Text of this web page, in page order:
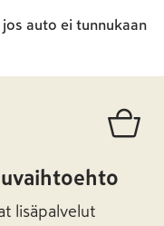
auto ei tunnukaan
lisäpalvelut